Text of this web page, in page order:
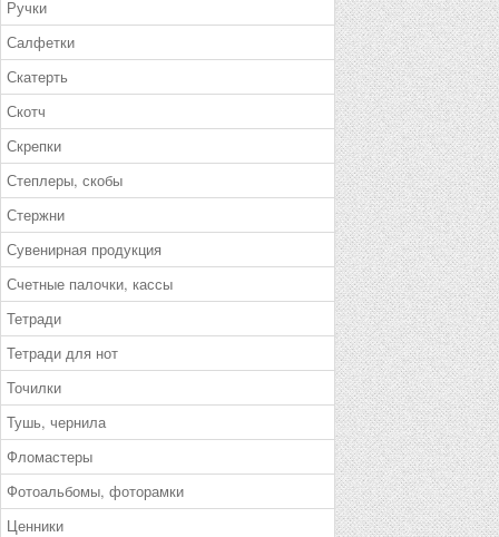
Ручки
Салфетки
Скатерть
Скотч
Скрепки
Степлеры, скобы
Стержни
Сувенирная продукция
Счетные палочки, кассы
Тетради
Тетради для нот
Точилки
Тушь, чернила
Фломастеры
Фотоальбомы, фоторамки
Ценники